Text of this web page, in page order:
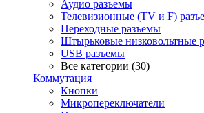
Аудио разъемы
Телевизионные (TV и F)
Переходные разъемы
Штырьковые низковольтные
USB разъемы
Все категории (30)
Коммутация
Кнопки
Микропереключатели